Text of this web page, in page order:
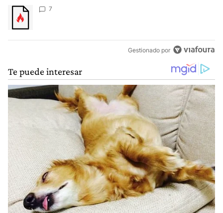
Un artículo de tendencia con el título "" con 7 comentarios.
7
Gestionado por